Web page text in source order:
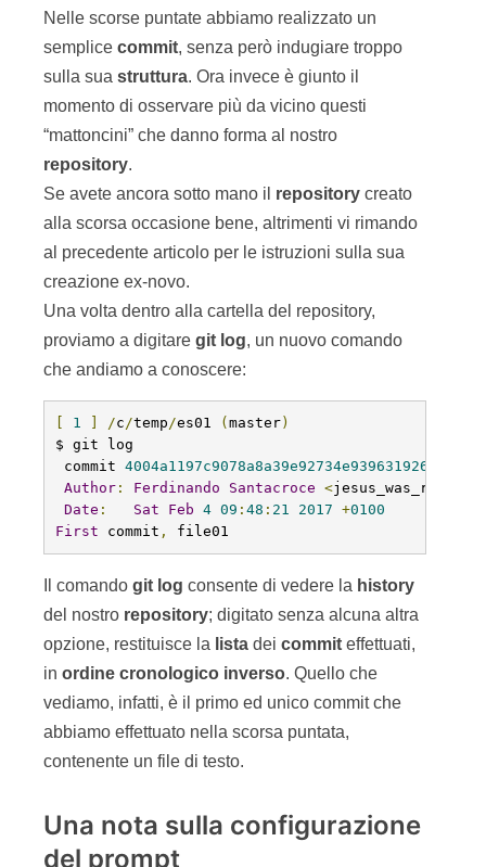
Nelle scorse puntate abbiamo realizzato un
semplice commit, senza però indugiare troppo
sulla sua struttura. Ora invece è giunto il
momento di osservare più da vicino questi
“mattoncini” che danno forma al nostro
repository.
Se avete ancora sotto mano il repository creato
alla scorsa occasione bene, altrimenti vi rimando
al precedente articolo per le istruzioni sulla sua
creazione ex-novo.
Una volta dentro alla cartella del repository,
proviamo a digitare git log, un nuovo comando
che andiamo a conoscere:
1 /c/temp/es01 ( master)
$ git log
commit 4004a1197c9078a8a39e92734e939631926360fc
Author : Ferdinando Santacroce <
Date : Sat Feb 4 09 : 48 : 21 2017 +0100
First commit , file01
Il comando git log consente di vedere la history
del nostro repository; digitato senza alcuna altra
opzione, restituisce la lista dei commit effettuati,
in ordine cronologico inverso. Quello che
vediamo, infatti, è il primo ed unico commit che
abbiamo effettuato nella scorsa puntata,
contenente un file di testo.
Una nota sulla configurazione
del prompt